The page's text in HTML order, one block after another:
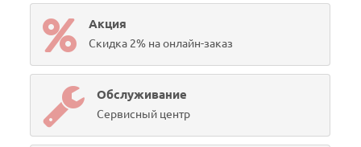
Акция
Скидка 2% на онлайн-заказ
Обслуживание
Сервисный центр